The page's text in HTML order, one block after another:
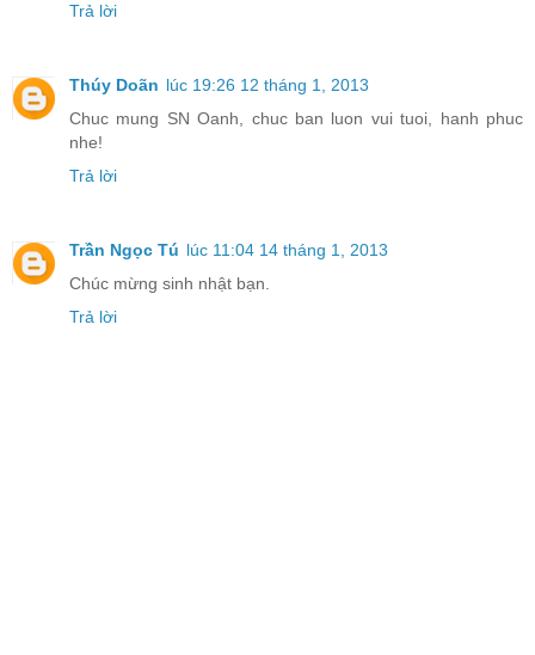
Trả lời
Thúy Doãn lúc 19:26 12 tháng 1, 2013
Chuc mung SN Oanh, chuc ban luon vui tuoi, hanh phuc
nhe!
Trả lời
Trần Ngọc Tú lúc 11:04 14 tháng 1, 2013
Chúc mừng sinh nhật bạn.
Trả lời